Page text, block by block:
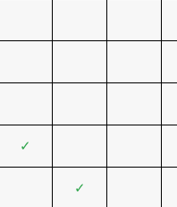
✓
✓
решение,
легко
ИТ-
– серверы,
программное
сеть Интернет, то
места расположения